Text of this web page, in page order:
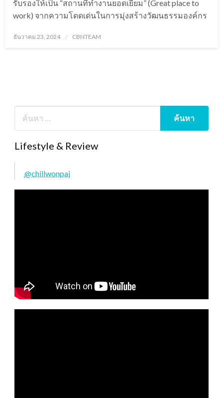
รับรองให้เป็น “สถานที่ทำงานยอดเยี่ยม” (Great place to
work) จากความโดดเด่นในการมุ่งสร้างวัฒนธรรมองค์กร
Posted
ธันวาคม 23, 2024 CBNTEAM
Lifestyle & Review
@chillwonpai